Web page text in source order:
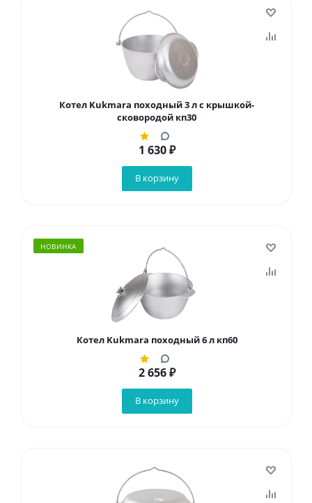
Котел Kukmara походный 3 л с крышкой-
сковородой кп30
1 630₽
В корзину
НОВИНКА
Котел Kukmara походный 6 л кп60
2 656₽
В корзину